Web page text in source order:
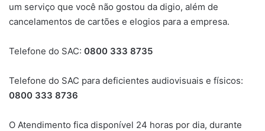
um serviço que você não gostou da digio, além de
cancelamentos de cartões e elogios para a empresa.
Telefone do SAC: 0800 333 8735
Telefone do SAC para deficientes audiovisuais e físicos:
0800 333 8736
O Atendimento fica disponível 24 horas por dia, durante